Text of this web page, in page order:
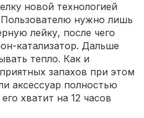
новой технологией
нужно лишь
лейку, после чего
катализатор. Дальше
тепло. Как и
запахов при этом
аксессуар полностью
хватит на 12 часов